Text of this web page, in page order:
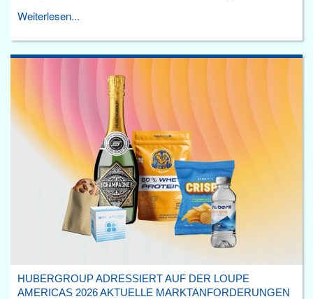
Weiterlesen...
HUBERGROUP ADRESSIERT AUF DER LOUPE
AMERICAS 2026 AKTUELLE MARKTANFORDERUNGEN